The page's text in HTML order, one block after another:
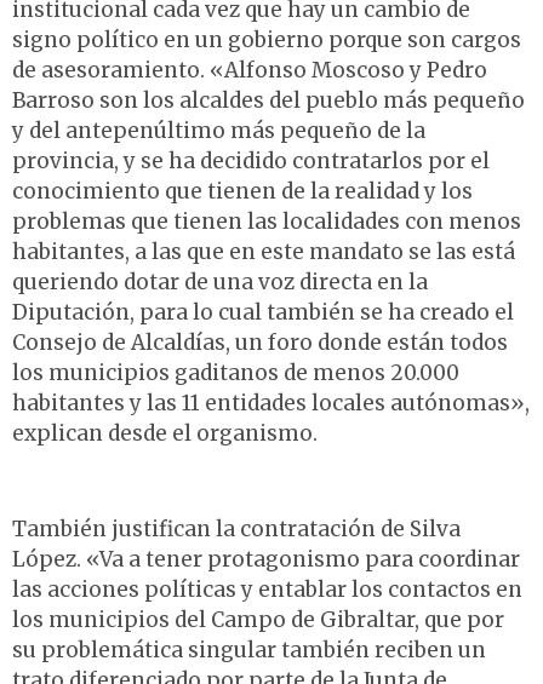
institucional cada vez que hay un cambio de
signo político en un gobierno porque son cargos
de asesoramiento. «Alfonso Moscoso y Pedro
Barroso son los alcaldes del pueblo más pequeño
y del antepenúltimo más pequeño de la
provincia, y se ha decidido contratarlos por el
conocimiento que tienen de la realidad y los
problemas que tienen las localidades con menos
habitantes, a las que en este mandato se las está
queriendo dotar de una voz directa en la
Diputación, para lo cual también se ha creado el
Consejo de Alcaldías, un foro donde están todos
los municipios gaditanos de menos 20.000
habitantes y las 11 entidades locales autónomas»,
explican desde el organismo.
También justifican la contratación de Silva
López. «Va a tener protagonismo para coordinar
las acciones políticas y entablar los contactos en
los municipios del Campo de Gibraltar, que por
su problemática singular también reciben un